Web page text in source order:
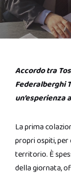
Accordo tra
Federalberghi
un’esperienza
La prima
propri ospiti,
territorio. È
della giornata,